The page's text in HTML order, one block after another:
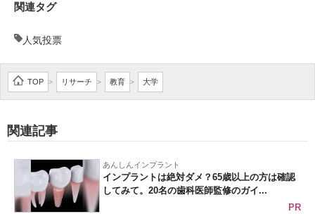
モノづくり技術者専門サイト
エレクトロニクス専門サイト
電子設計の基本と応用
エネルギーの専門メディア
建設×テクノロジーの最前線
ちょっと気になるネットの話題
関連タグ
人気投票
TOP > リサーチ > 教育 > 大学
関連記事
あんしんインプラント
インプラントは絶対ダメ？65歳以上の方は確認
してみて。20名の歯科医師監修のガイ...
PR